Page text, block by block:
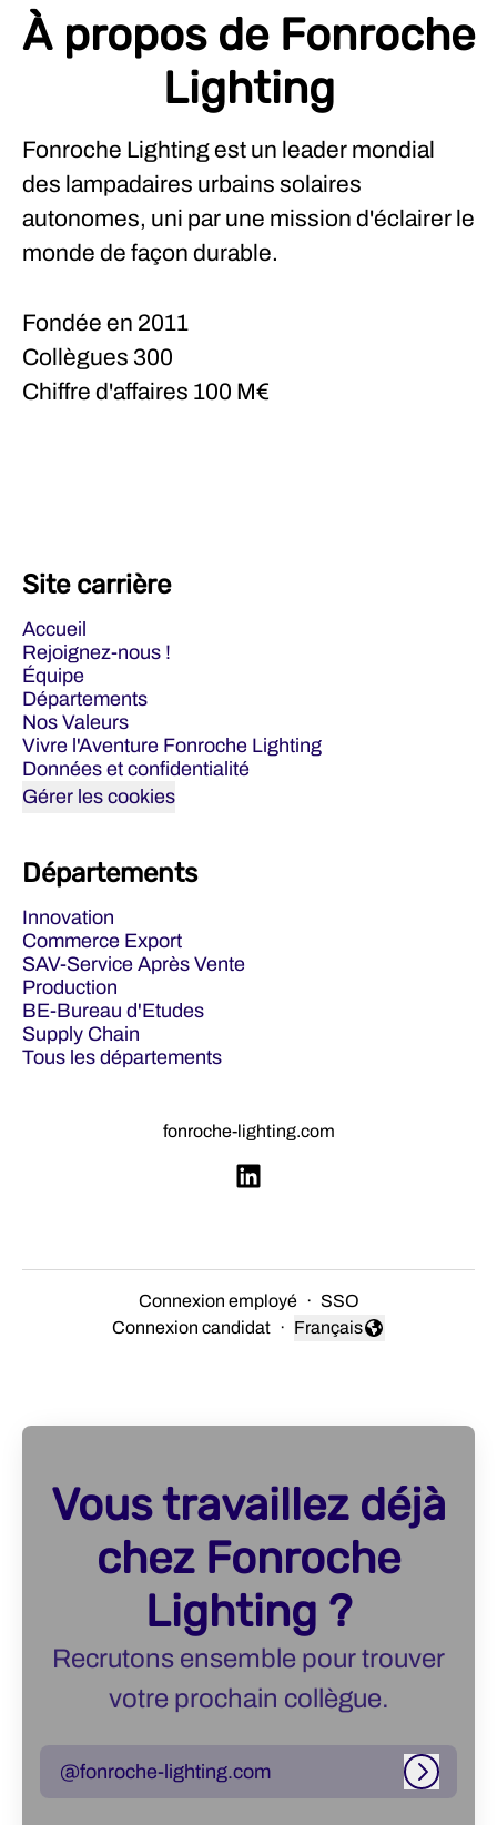
À propos de Fonroche
Lighting
Fonroche Lighting est un leader mondial
des lampadaires urbains solaires
autonomes, uni par une mission d'éclairer le
monde de façon durable.
Fondée en 2011
Collègues 300
Chiffre d'affaires 100 M€
Site carrière
Accueil
Rejoignez-nous !
Équipe
Départements
Nos Valeurs
Vivre l'Aventure Fonroche Lighting
Données et confidentialité
Gérer les cookies
Départements
Innovation
Commerce Export
SAV-Service Après Vente
Production
BE-Bureau d'Etudes
Supply Chain
Tous les départements
fonroche-lighting.com
Connexion employé · SSO
Connexion candidat ·
Changer la langue
Français
Vous travaillez déjà
chez Fonroche
Lighting ?
Recrutons ensemble pour trouver
votre prochain collègue.
@fonroche-lighting.com